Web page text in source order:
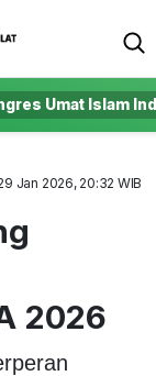
Umat Islam
Jan 2026, 20:32 WIB
2026